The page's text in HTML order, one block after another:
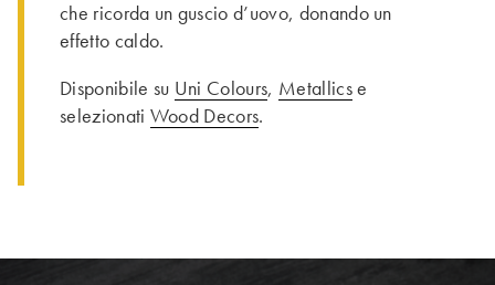
che ricorda un guscio d’uovo, donando un
effetto caldo.
Disponibile su Uni Colours, Metallicse
selezionati Wood Decors.